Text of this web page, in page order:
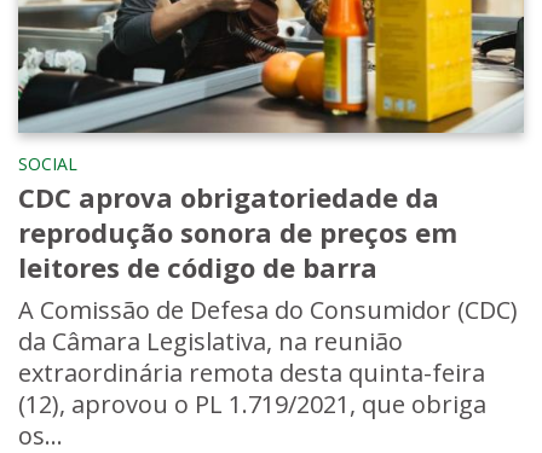
SOCIAL
CDC aprova obrigatoriedade da
reprodução sonora de preços em
leitores de código de barra
A Comissão de Defesa do Consumidor (CDC)
da Câmara Legislativa, na reunião
extraordinária remota desta quinta-feira
(12), aprovou o PL 1.719/2021, que obriga
os...